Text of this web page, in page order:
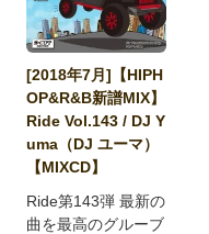
[2018年7月]【HIPH
OP&R&B新譜MIX】
Ride Vol.143 / DJ Y
uma（DJ ユーマ）
【MIXCD】
Ride第143弾 最新の
曲を最高のグルーブ